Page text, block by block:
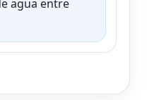
agua entre